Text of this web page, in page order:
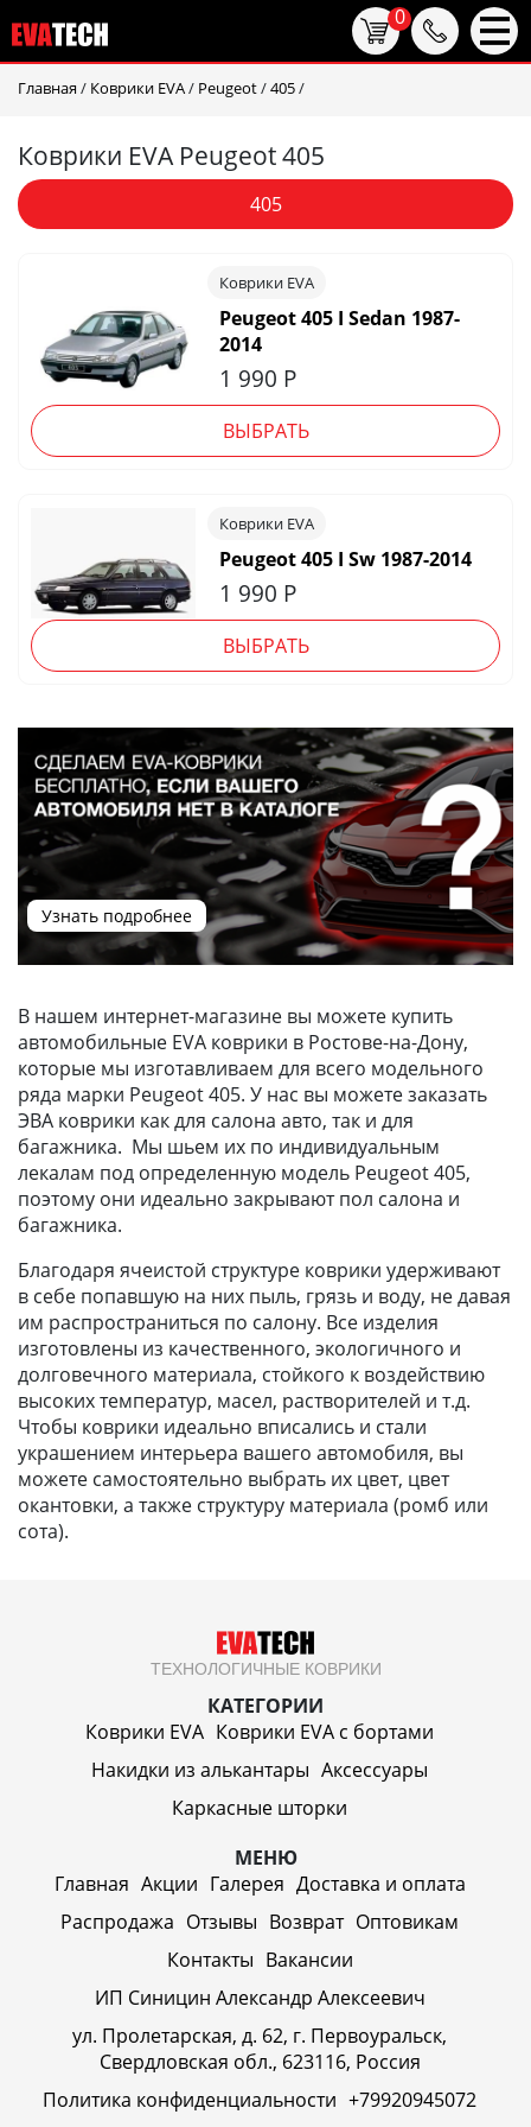
Главная / Коврики EVA/ Peugeot/405/
Коврики EVA Peugeot 405
405
Коврики EVA
Peugeot 405 I Sedan 1987-
2014
1 990 Р
ВЫБРАТЬ
Коврики EVA
Peugeot 405 I Sw 1987-2014
1 990 Р
ВЫБРАТЬ
Узнать подробнее
В нашем интернет-магазине вы можете купить
автомобильные EVA коврики в Ростове-на-Дону,
которые мы изготавливаем для всего модельного
ряда марки Peugeot 405. У нас вы можете заказать
ЭВА коврики как для салона авто, так и для
багажника. Мы шьем их по индивидуальным
лекалам под определенную модель Peugeot 405,
поэтому они идеально закрывают пол салона и
багажника.
Благодаря ячеистой структуре коврики удерживают
в себе попавшую на них пыль, грязь и воду, не давая
им распространиться по салону. Все изделия
изготовлены из качественного, экологичного и
долговечного материала, стойкого к воздействию
высоких температур, масел, растворителей и т.д.
Чтобы коврики идеально вписались и стали
украшением интерьера вашего автомобиля, вы
можете самостоятельно выбрать их цвет, цвет
окантовки, а также структуру материала (ромб или
сота).
ТЕХНОЛОГИЧНЫЕ КОВРИКИ
КАТЕГОРИИ
Коврики EVA Коврики EVA c бортами
Накидки из алькантары Аксессуары
Каркасные шторки
МЕНЮ
Главная Акции Галерея Доставка и оплата
Распродажа Отзывы Возврат Оптовикам
Контакты Вакансии
ИП Синицин Александр Алексеевич
ул. Пролетарская, д. 62, г. Первоуральск,
Свердловская обл., 623116, Россия
Политика конфиденциальности +79920945072
0